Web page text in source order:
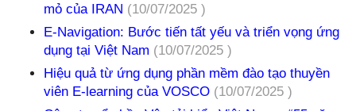
mỏ của IRAN (10/07/2025 )
E-Navigation: Bước tiến tất yếu và triển vọng ứng
dụng tại Việt Nam (10/07/2025 )
Hiệu quả từ ứng dụng phần mềm đào tạo thuyền
viên E-learning của VOSCO (10/07/2025 )